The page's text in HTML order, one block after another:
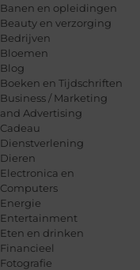
Banen en opleidingen
Beauty en verzorging
Bedrijven
Bloemen
Blog
Boeken en Tijdschriften
Business / Marketing
and Advertising
Cadeau
Dienstverlening
Dieren
Electronica en
Computers
Energie
Entertainment
Eten en drinken
Financieel
Fotografie